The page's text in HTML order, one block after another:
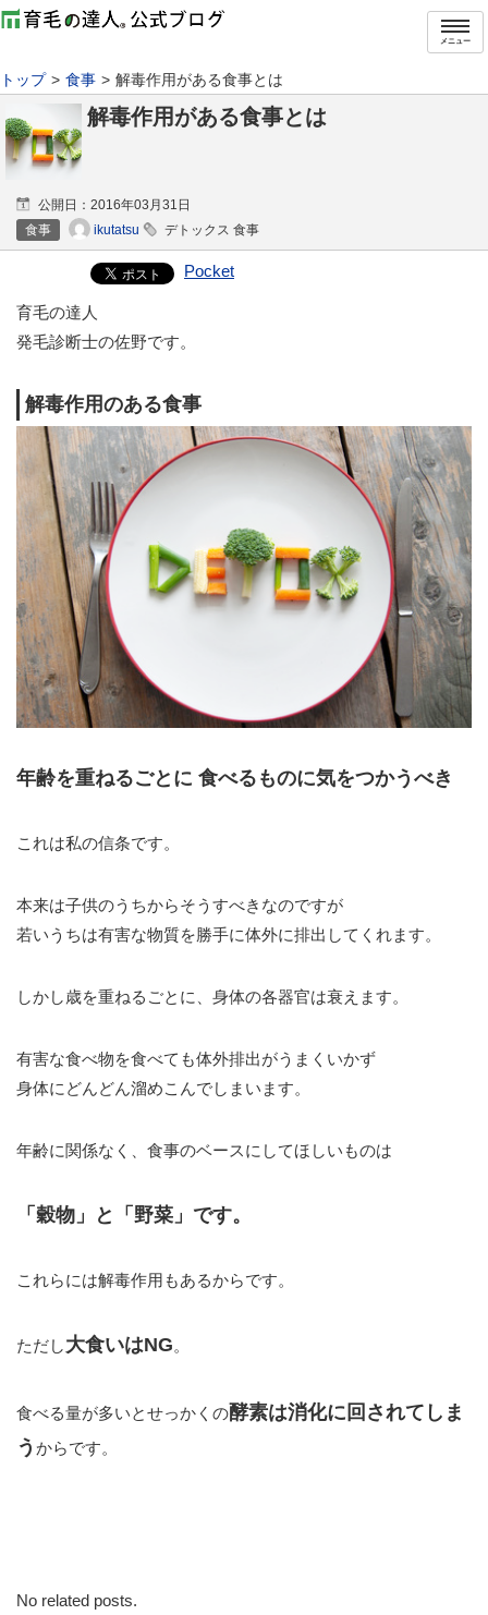
メニュー
トップ 食事 解毒作用がある食事とは
解毒作用がある食事とは
公開日： 2016年03月31日
食事
ikutatsu デトックス 食事
Pocket
育毛の達人
発毛診断士の佐野です。
解毒作用のある食事
年齢を重ねるごとに 食べるものに気をつかうべき
これは私の信条です。
本来は子供のうちからそうすべきなのですが
若いうちは有害な物質を勝手に体外に排出してくれます。
しかし歳を重ねるごとに、身体の各器官は衰えます。
有害な食べ物を食べても体外排出がうまくいかず
身体にどんどん溜めこんでしまいます。
年齢に関係なく、食事のベースにしてほしいものは
「穀物」と「野菜」です。
これらには解毒作用もあるからです。
ただし大食いはNG。
食べる量が多いとせっかくの酵素は消化に回されてしま
う からです。
No related posts.